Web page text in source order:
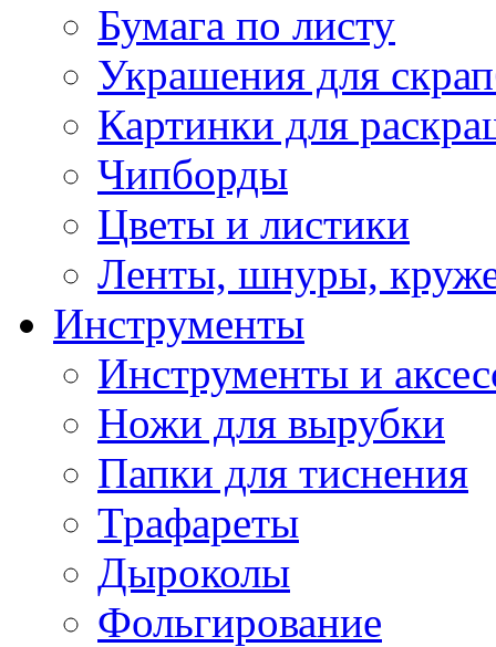
Бумага по листу
Украшения для
Картинки для
Чипборды
Цветы и листики
Ленты, шнуры,
Инструменты
Инструменты и
Ножи для вырубки
Папки для тиснения
Трафареты
Дыроколы
Фольгирование